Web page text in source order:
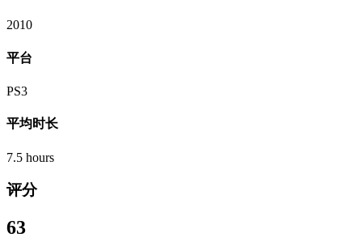
2010
平台
PS3
平均时长
7.5 hours
评分
63